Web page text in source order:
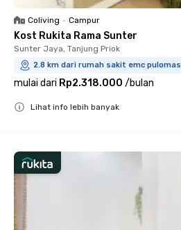
Coliving • Campur
Kost Rukita Rama Sunter
Sunter Jaya, Tanjung Priok
2.8 km dari rumah sakit emc pulomas
mulai dari Rp2.318.000 /bulan
Lihat info lebih banyak